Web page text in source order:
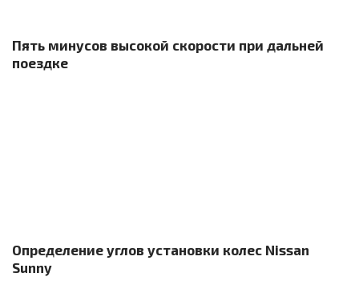
Пять минусов высокой скорости при дальней
поездке
Определение углов установки колес Nissan
Sunny